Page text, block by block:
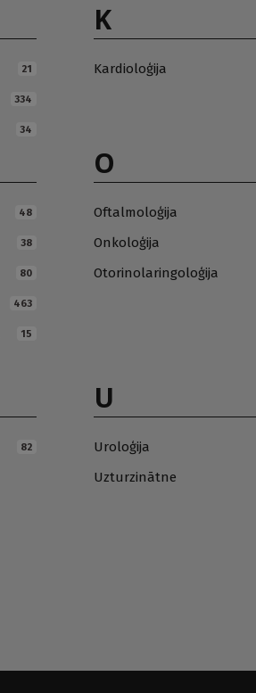
21
334
34
K
Kardioloģija
48
38
80
463
15
O
Oftalmoloģija
Onkoloģija
Otorinolaringoloģija
82
U
Uroloģija
Uzturzinātne